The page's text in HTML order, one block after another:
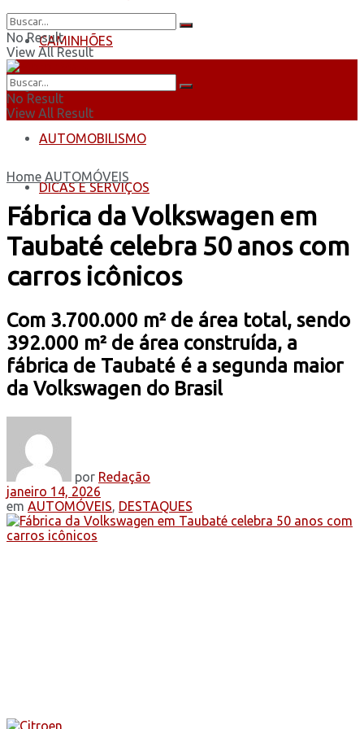
CAMINHÕES
ÔNIBUS
AUTOMOBILISMO
DICAS E SERVIÇOS
No Result
View All Result
No Result
View All Result
Home AUTOMÓVEIS
Fábrica da Volkswagen em
Taubaté celebra 50 anos com
carros icônicos
Com 3.700.000 m² de área total, sendo
392.000 m² de área construída, a
fábrica de Taubaté é a segunda maior
da Volkswagen do Brasil
por Redação
janeiro 14, 2026
em AUTOMÓVEIS, DESTAQUES